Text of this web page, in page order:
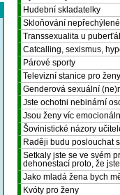
Hudební skladatelky
Skloňování
Transsexualita u
Catcalling, sexismus,
Párové sporty
Televizní stanice pro ženy
Genderová sexuální
Jste ochotni nebinární
Jsou ženy víc
Šovinistické názory
Raději budu poslouchat
Setkaly jste se ve svém
dehonestací proto, že
Jako mladá žena bych
Kvóty pro ženy